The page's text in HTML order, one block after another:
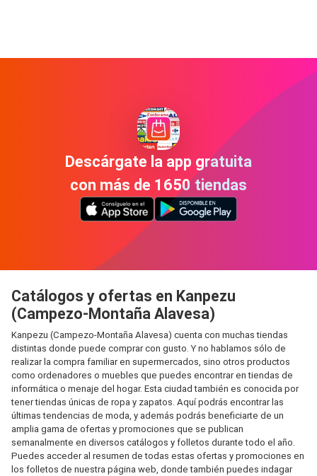
Descárgate la app gratuita
con más de 1650 tiendas
Catálogos y ofertas en Kanpezu
(Campezo-Montaña Alavesa)
Kanpezu (Campezo-Montaña Alavesa) cuenta con muchas tiendas
distintas donde puede comprar con gusto. Y no hablamos sólo de
realizar la compra familiar en supermercados, sino otros productos
como ordenadores o muebles que puedes encontrar en tiendas de
informática o menaje del hogar. Esta ciudad también es conocida por
tener tiendas únicas de ropa y zapatos. Aquí podrás encontrar las
últimas tendencias de moda, y además podrás beneficiarte de un
amplia gama de ofertas y promociones que se publican
semanalmente en diversos catálogos y folletos durante todo el año.
Puedes acceder al resumen de todas estas ofertas y promociones en
los folletos de nuestra página web, donde también puedes indagar